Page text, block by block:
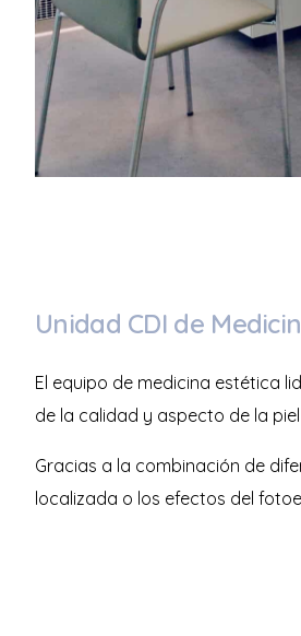
Unidad CDI de
El equipo de medicina estética
de la calidad y aspecto de la
Gracias a la combinación de
localizada o los efectos del